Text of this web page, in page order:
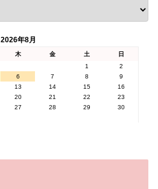
2026年8月
木 金 土
日
1
2
6 7 8
9
13 14 15
16
20 21 22
23
27 28 29
30